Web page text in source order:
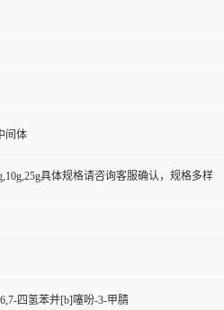
间体
具体规格请咨询客服确认，规格多样
四氢苯并[b]噻吩-3-甲腈